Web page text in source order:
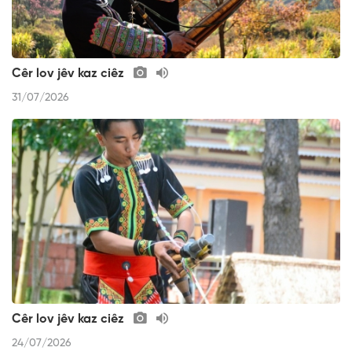
Cêr lov jêv kaz ciêz
31/07/2026
Cêr lov jêv kaz ciêz
24/07/2026